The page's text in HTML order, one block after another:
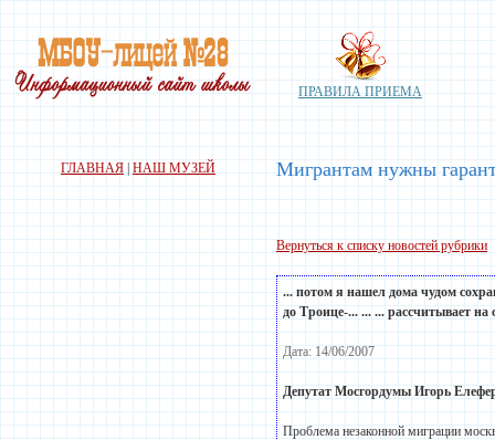
ПРАВИЛА ПРИЕМА
ГЛАВНАЯ НАШ МУЗЕЙ Мигрантам нужны
Вернуться к списку новостей рубрики
... потом я нашел дома чудом
до Троице-... ... ... рассчитывает
Дата: 14/06/2007
Депутат Мосгордумы Игорь
Проблема незаконной миграции